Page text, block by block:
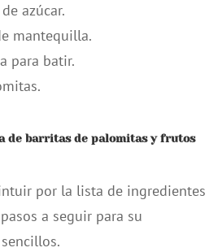
azúcar.
mantequilla.
para batir.
de barritas de palomitas y frutos
por la lista de ingredientes
a seguir para su